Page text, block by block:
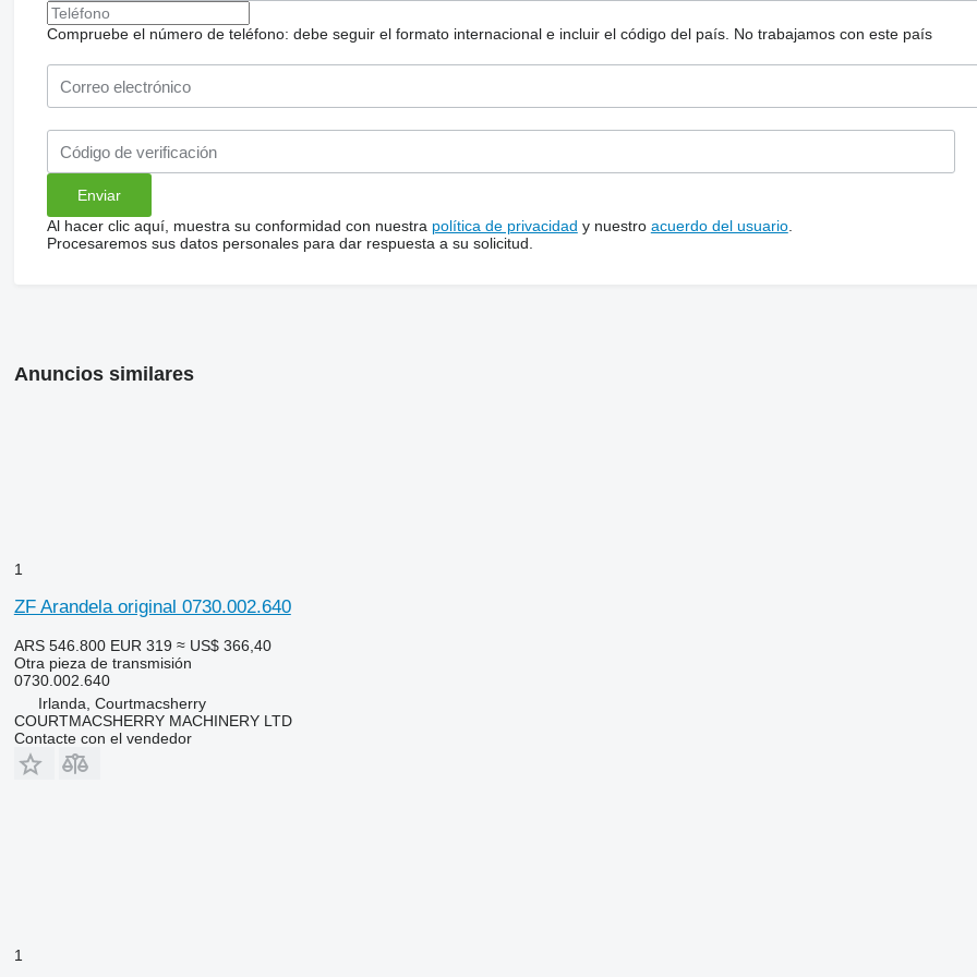
Compruebe el número de teléfono: debe seguir el formato internacional e incluir el código del país. No trabajamos con este país
Al hacer clic aquí, muestra su conformidad con nuestra política de privacidad y nuestro acuerdo del usuario.
Procesaremos sus datos personales para dar respuesta a su solicitud.
Anuncios similares
1
ZF Arandela original 0730.002.640
ARS 546.800 EUR 319 ≈ US$ 366,40
Otra pieza de transmisión
0730.002.640
Irlanda, Courtmacsherry
COURTMACSHERRY MACHINERY LTD
Contacte con el vendedor
1